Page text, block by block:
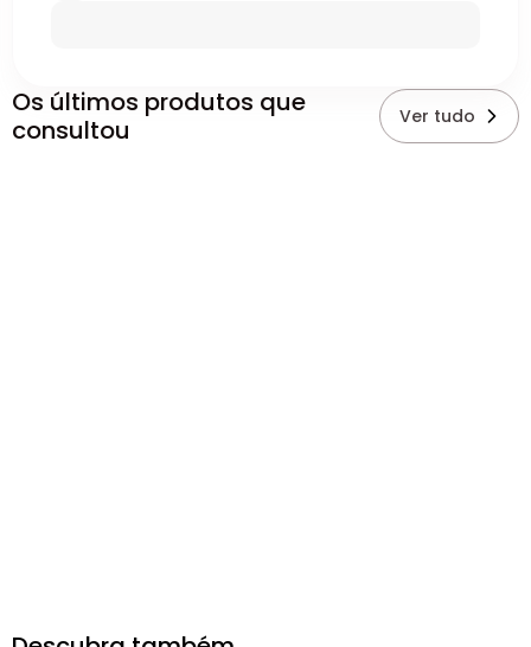
Os últimos produtos que
consultou
Ver tudo